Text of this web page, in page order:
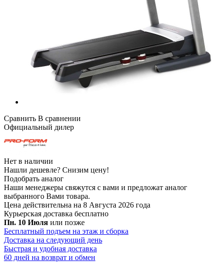
Сравнить В сравнении
Официальный дилер
Нет в наличии
Нашли дешевле? Снизим цену!
Подобрать аналог
Наши менеджеры свяжутся с вами и предложат аналог
выбранного Вами товара.
Цена действительна на 8 Августа 2026 года
Курьерская доставка бесплатно
Пн. 10 Июля или позже
Бесплатный подъем на этаж и сборка
Доставка на следующий день
Быстрая и удобная доставка
60 дней на возврат и обмен